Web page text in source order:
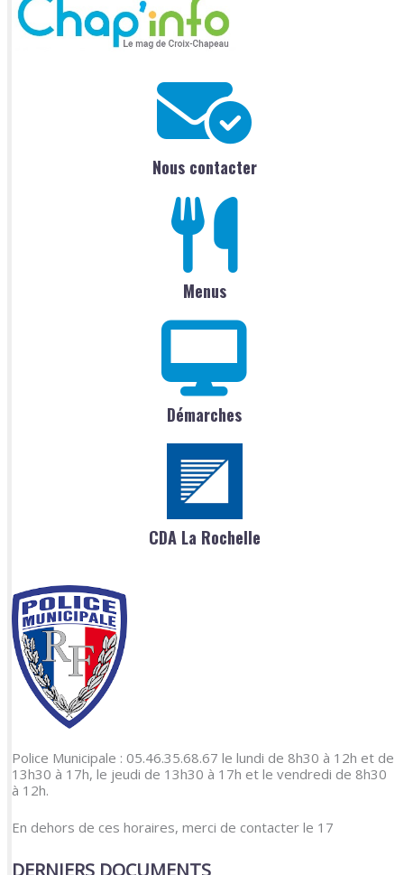
Nous contacter
Menus
Démarches
CDA La Rochelle
Police Municipale : 05.46.35.68.67 le lundi de 8h30 à 12h et de
13h30 à 17h, le jeudi de 13h30 à 17h et le vendredi de 8h30
à 12h.
En dehors de ces horaires, merci de contacter le 17
DERNIERS DOCUMENTS